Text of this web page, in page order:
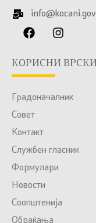
КОРИСНИ ВРСКИ
Градоначалник
Совет
Контакт
Службен гласник
Формулари
Новости
Соопштенија
Обраќања